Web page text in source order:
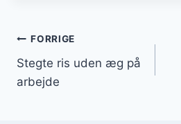
Indlægsnavigation
FORRIGE
Stegte ris uden æg på
arbejde